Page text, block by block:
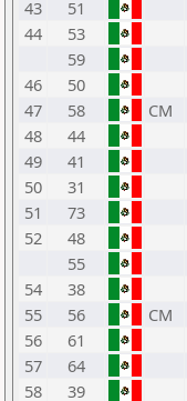
43
51
44
53
59
46
50
47
58 CM
48
44
49
41
50
31
51
73
52
48
55
54
38
55
56 CM
56
61
57
64
58
39